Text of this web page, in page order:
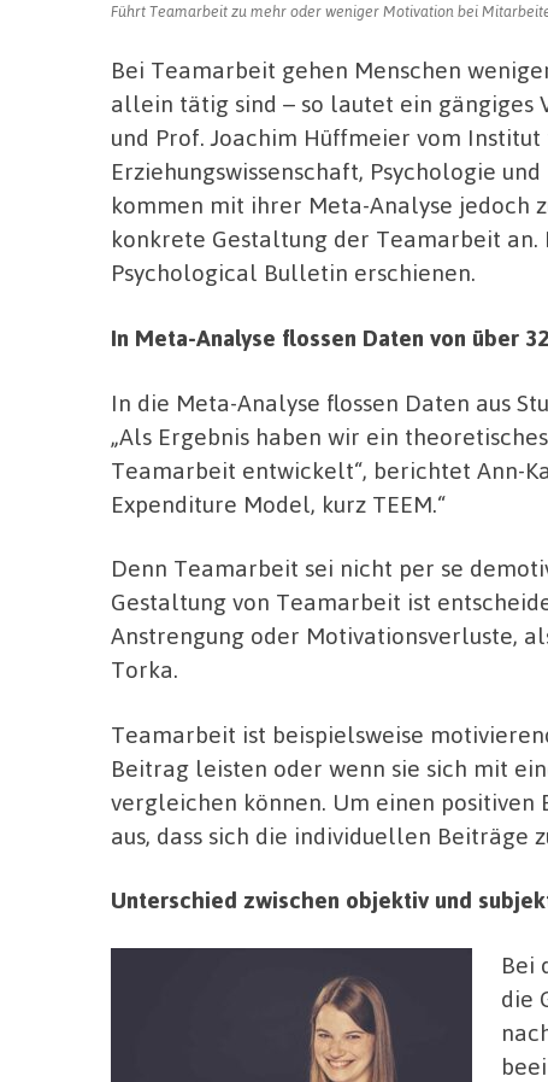
Führt Teamarbeit zu mehr oder weniger Motivation bei
Bei Teamarbeit gehen Menschen
allein tätig sind – so lautet ein gängiges
und Prof. Joachim Hüffmeier vom
Erziehungswissenschaft, Psychologie
kommen mit ihrer Meta-Analyse jedoch
konkrete Gestaltung der Teamarbeit
Psychological Bulletin erschienen.
In Meta-Analyse flossen Daten von über
In die Meta-Analyse flossen Daten aus
„Als Ergebnis haben wir ein
Teamarbeit entwickelt“, berichtet Ann-
Expenditure Model, kurz TEEM.“
Denn Teamarbeit sei nicht per se
Gestaltung von Teamarbeit ist
Anstrengung oder Motivationsverluste,
Torka.
Teamarbeit ist beispielsweise
Beitrag leisten oder wenn sie sich mit
vergleichen können. Um einen
aus, dass sich die individuellen Beiträge
Unterschied zwischen objektiv und
Bei
die